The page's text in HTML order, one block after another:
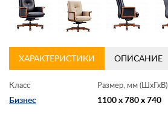
ХАРАКТЕРИСТИКИ ОПИСАНИЕ
Класс
Бизнес
Размер, мм (ШхГхВ)
1100 x 780 x 740